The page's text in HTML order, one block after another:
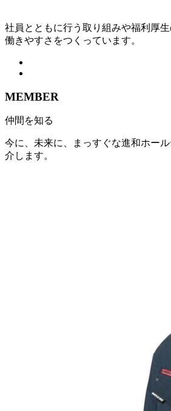
社員とともに行う取り組みや福利厚生
働きやすさをつくっています。
MEMBER
仲間を知る
今に、未来に、まっすぐな進和ホー
介します。